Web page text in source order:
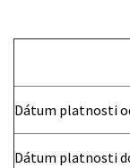
Dátum platnosti
Dátum platnosti